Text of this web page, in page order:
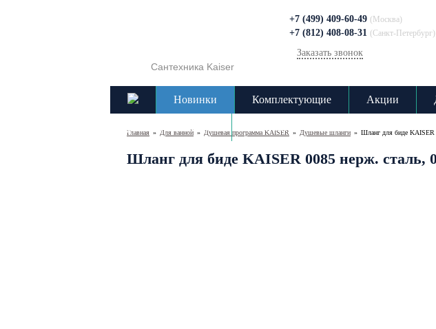
Сантехника Kaiser
+7 (499) 409-60-49 (Москва)
+7 (812) 408-08-31 (Санкт-Петербург)
Заказать звонок
Новинки Комплектующие Акции
Доставка и оплата
Главная » Для ванной » Душевая программа KAISER » Душевые шланги » Шланг для биде KAISER
Шланг для биде KAISER 0085 нерж. сталь,